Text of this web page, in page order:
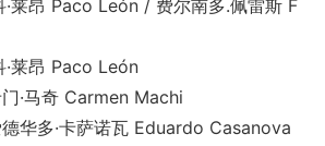
Paco León / 费尔南多.佩雷斯 F
昂 Paco León
Machi
诺瓦 Eduardo Casanova